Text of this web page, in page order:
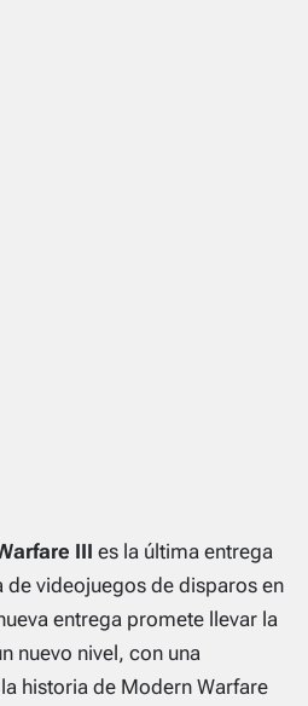
III es la última entrega
videojuegos de disparos en
entrega promete llevar la
nuevo nivel, con una
historia de Modern Warfare